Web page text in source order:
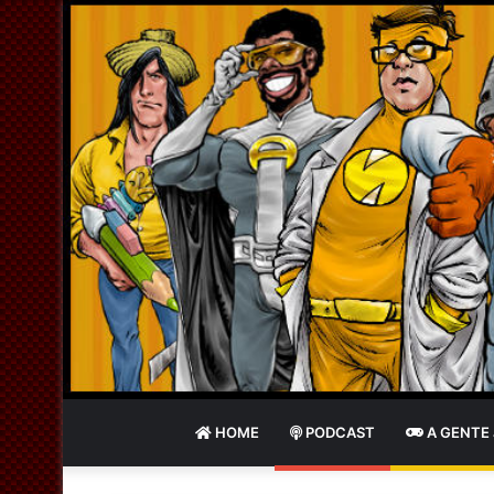
HOME PODCAST A GENTE